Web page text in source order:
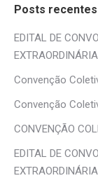
Posts recentes
EDITAL DE
EXTRAORDINÁRIA
Convenção
Convenção
CONVENÇÃO
EDITAL DE
EXTRAORDINÁRIA